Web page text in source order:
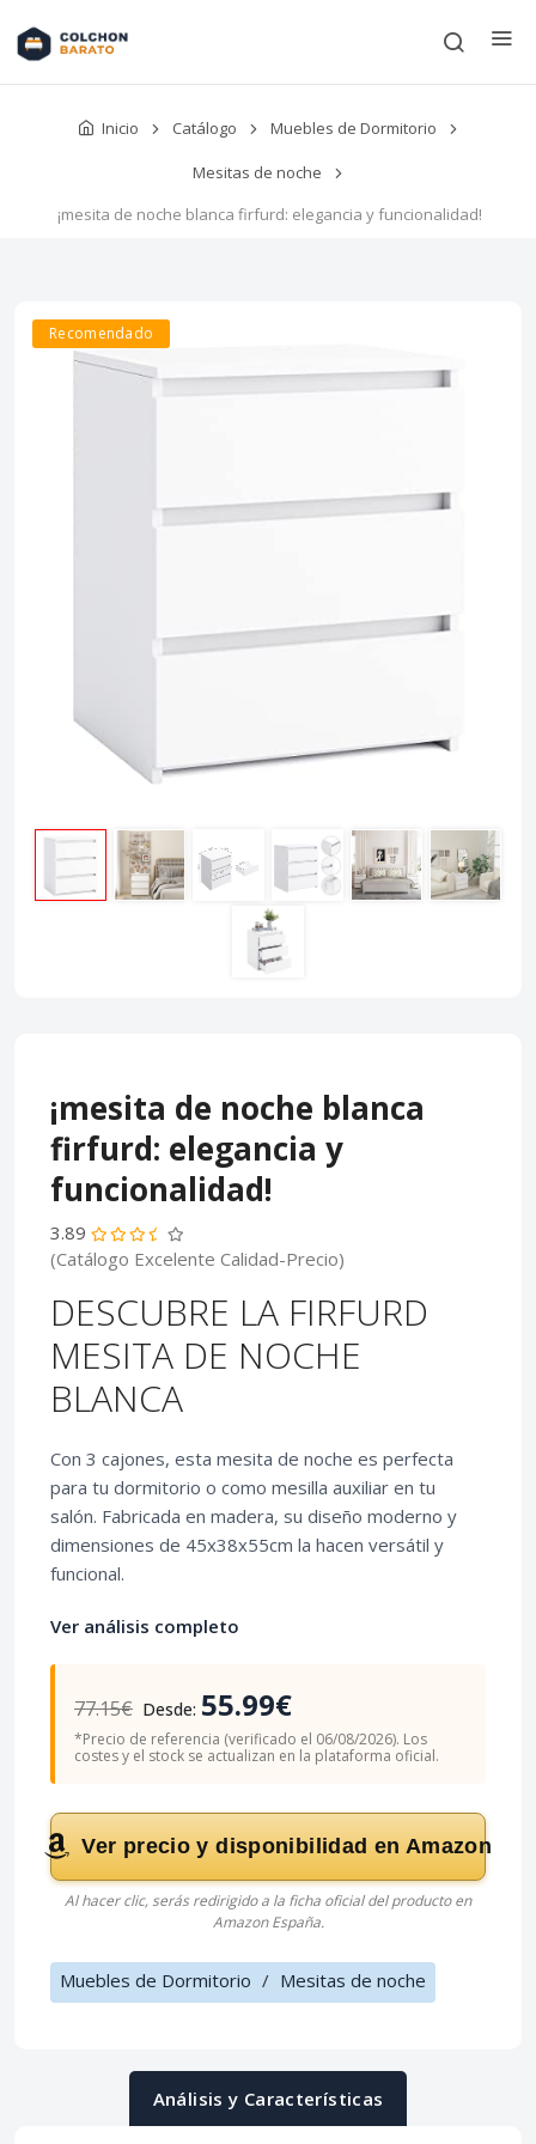
Inicio Catálogo Muebles de Dormitorio
Mesitas de noche
¡mesita de noche blanca firfurd: elegancia y funcionalidad!
Recomendado
¡mesita de noche blanca
firfurd: elegancia y
funcionalidad!
3.89
(Catálogo Excelente Calidad-Precio)
DESCUBRE LA FIRFURD
MESITA DE NOCHE
BLANCA
Con 3 cajones, esta mesita de noche es perfecta
para tu dormitorio o como mesilla auxiliar en tu
salón. Fabricada en madera, su diseño moderno y
dimensiones de 45x38x55cm la hacen versátil y
funcional.
Ver análisis completo
77.15€ Desde: 55.99€
*Precio de referencia (verificado el 06/08/2026). Los
costes y el stock se actualizan en la plataforma oficial.
Ver precio y disponibilidad en Amazon
Al hacer clic, serás redirigido a la ficha oficial del producto en
Amazon España.
Muebles de Dormitorio / Mesitas de noche
Análisis y Características